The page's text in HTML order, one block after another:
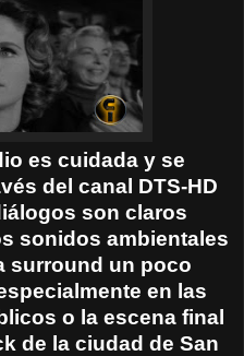
es cuidada y se
del canal DTS-HD
son claros
sonidos ambientales
surround un poco
en las
o la escena final
de la ciudad de San